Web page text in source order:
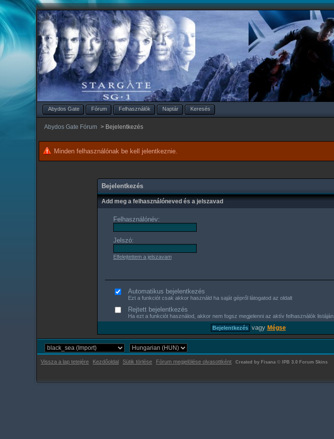
Abydos Gate Fórum Felhasználók Naptár Keresés
Abydos Gate Fórum > Bejelentkezés
Minden felhasználónak be kell jelentkeznie.
Bejelentkezés
Add meg a felhasználóneved és a jelszavad
Felhasználónév:
Jelszó:
Elfelejtettem a jelszavam
Automatikus bejelentkezés
Ezt a funkciót csak akkor használd ha saját gépről látogatod az oldalt
Rejtett bejelentkezés
Ha ezt a funkciót használod, akkor nem fogsz megjelenni az aktív felhasználók listáján
vagy Mégse
Vissza a lap tetejére Kezdőoldal Sütik törlése Fórum megjelölése olvasottként Created by Fisana © IPB 3.0 Forum Skins